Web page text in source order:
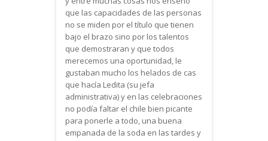
que las capacidades de las personas
no se miden por el título que tienen
bajo el brazo sino por los talentos
que demostraran y que todos
merecemos una oportunidad, le
gustaban mucho los helados de cas
que hacía Ledita (su jefa
administrativa) y en las celebraciones
no podía faltar el chile bien picante
para ponerle a todo, una buena
empanada de la soda en las tardes y